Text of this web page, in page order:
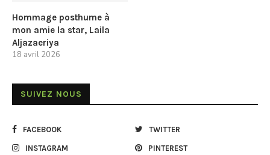
Hommage posthume à
mon amie la star, Laila
Aljazaeriya
18 avril 2026
SUIVEZ NOUS
FACEBOOK TWITTER
INSTAGRAM PINTEREST